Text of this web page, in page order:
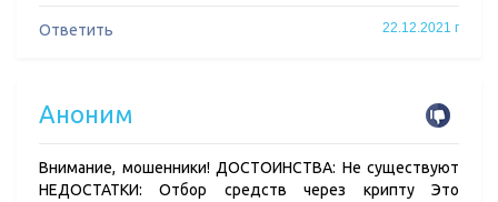
Ответить 22.12.2021 г
Аноним
Внимание, мошенники! ДОСТОИНСТВА: Не существуют
НЕДОСТАТКИ: Отбор средств через крипту Это